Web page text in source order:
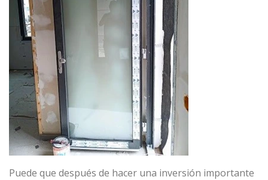
Puede que después de hacer una inversión importante